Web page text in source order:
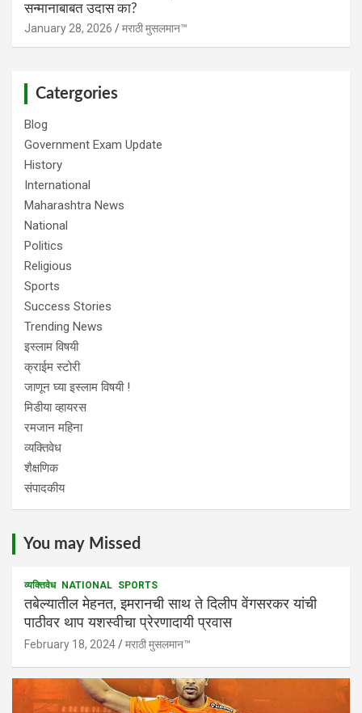
सन्मानाबाबत उदास का?
January 28, 2026 मराठी मुसलमान™️
Catergories
Blog
Government Exam Update
History
International
Maharashtra News
National
Politics
Religious
Sports
Success Stories
Trending News
इस्लाम विषयी
क्राईम स्टोरी
जाणून घ्या इस्लाम विषयी !
मिडीया व्हायरस
रमजान महिना
व्यक्तिवेध
शैक्षणिक
संपादकीय
You may Missed
व्यक्तिवेध NATIONAL SPORTS
तबेल्यातील मेहनत, इमरानची साथ ते दिलीप वेंगसरकर यांची
पाठीवर थाप यशस्वीचा प्रेरणादायी प्रवास
February 18, 2024 मराठी मुसलमान™️